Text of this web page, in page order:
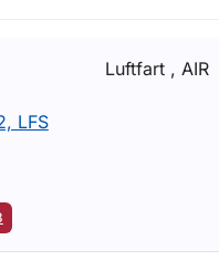
LFS
Luftfart , AIR